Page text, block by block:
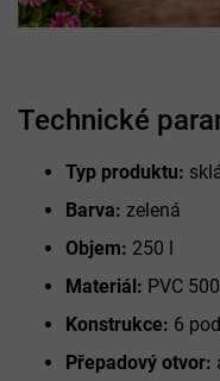
Technické
Typ produktu:
Barva: zelená
Objem: 250 l
Materiál: PVC
Konstrukce: 6
Přepadový otvor: